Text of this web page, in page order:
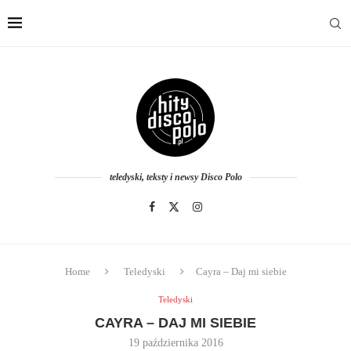
teledyski, teksty i newsy Disco Polo
Home Teledyski Cayra – Daj mi siebie
Teledyski
CAYRA – DAJ MI SIEBIE
19 października 2016